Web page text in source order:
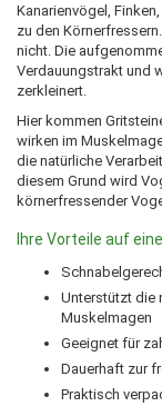
Kanarienvögel,
zu den
nicht. Die
Verdauungstrakt und
zerkleinert.
Hier kommen
wirken im
die natürliche
diesem Grund wird
körnerfressender
Ihre Vorteile auf
Unterstützt die
Muskelmagen
Geeignet für
Dauerhaft zur
Praktisch